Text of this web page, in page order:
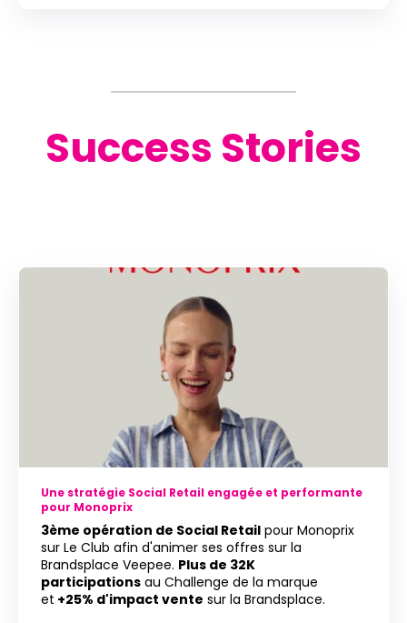
Success Stories
Une stratégie Social Retail engagée et performante
pour Monoprix
3ème opération de Social Retail pour Monoprix
sur Le Club afin d'animer ses offres sur la
Brandsplace Veepee. Plus de 32K
participations au Challenge de la marque
et +25% d'impact vente sur la Brandsplace.